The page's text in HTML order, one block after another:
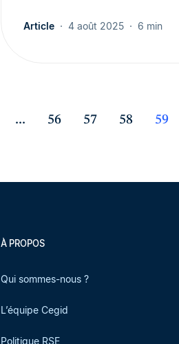
Article 4 août 2025 6 min
... 56 57 58 59
À PROPOS
Qui sommes-nous ?
L’équipe Cegid
Politique RSE